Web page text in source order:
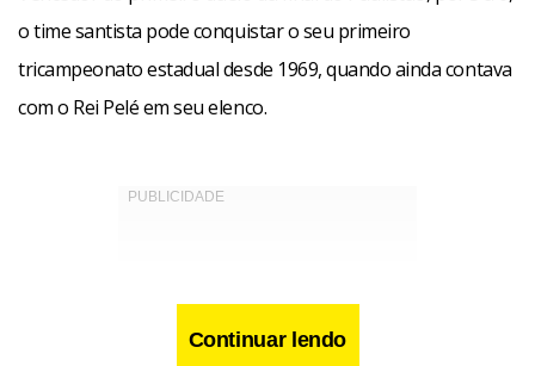
o time santista pode conquistar o seu primeiro
tricampeonato estadual desde 1969, quando ainda contava
com o Rei Pelé em seu elenco.
Continuar lendo